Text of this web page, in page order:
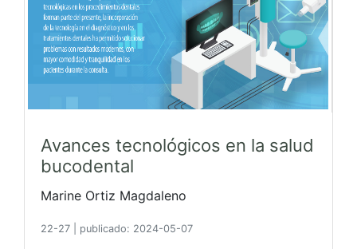
Avances tecnológicos en la salud
bucodental
Marine Ortiz Magdaleno
22-27 publicado: 2024-05-07